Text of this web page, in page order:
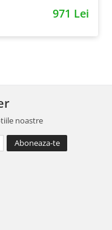
971 Lei
noastre